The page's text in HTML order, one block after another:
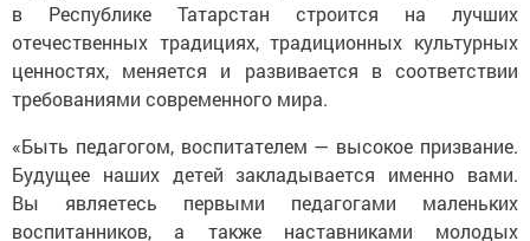
в Республике Татарстан строится на лучших
отечественных традициях, традиционных культурных
ценностях, меняется и развивается в соответствии
требованиями современного мира.
«Быть педагогом, воспитателем — высокое призвание.
Будущее наших детей закладывается именно вами.
Вы являетесь первыми педагогами маленьких
воспитанников, а также наставниками молодых